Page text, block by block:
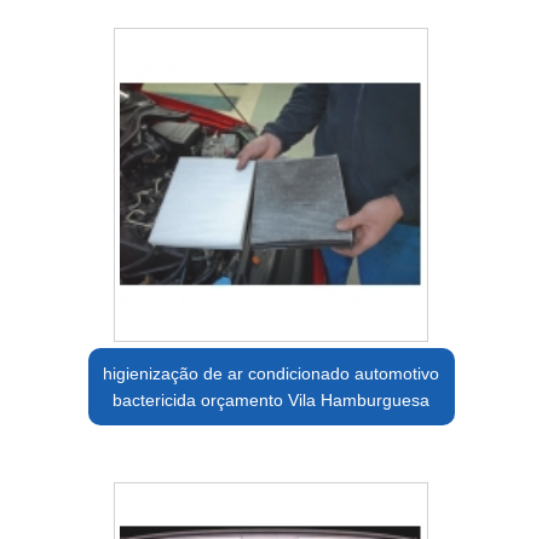
higienização de ar condicionado automotivo
bactericida orçamento Vila Hamburguesa